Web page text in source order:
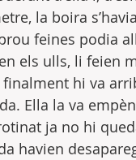
la boira
feines podia
els ulls, li feien
hi va
Ella la va
ja no hi
havien